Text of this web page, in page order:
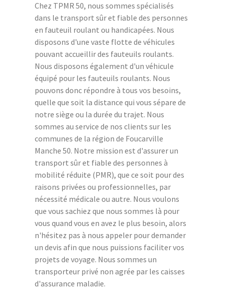
Chez TPMR 50, nous sommes spécialisés
dans le transport sûr et fiable des personnes
en fauteuil roulant ou handicapées. Nous
disposons d'une vaste flotte de véhicules
pouvant accueillir des fauteuils roulants.
Nous disposons également d'un véhicule
équipé pour les fauteuils roulants. Nous
pouvons donc répondre à tous vos besoins,
quelle que soit la distance qui vous sépare de
notre siège ou la durée du trajet. Nous
sommes au service de nos clients sur les
communes de la région de Foucarville
Manche 50. Notre mission est d'assurer un
transport sûr et fiable des personnes à
mobilité réduite (PMR), que ce soit pour des
raisons privées ou professionnelles, par
nécessité médicale ou autre. Nous voulons
que vous sachiez que nous sommes là pour
vous quand vous en avez le plus besoin, alors
n'hésitez pas à nous appeler pour demander
un devis afin que nous puissions faciliter vos
projets de voyage. Nous sommes un
transporteur privé non agrée par les caisses
d'assurance maladie.